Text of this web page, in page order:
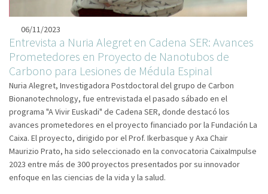
06/11/2023
Entrevista a Nuria Alegret en Cadena SER: Avances
Prometedores en Proyecto de Nanotubos de
Carbono para Lesiones de Médula Espinal
Nuria Alegret, Investigadora Postdoctoral del grupo de Carbon
Bionanotechnology, fue entrevistada el pasado sábado en el
programa "A Vivir Euskadi" de Cadena SER, donde destacó los
avances prometedores en el proyecto financiado por la Fundación La
Caixa. El proyecto, dirigido por el Prof. Ikerbasque y Axa Chair
Maurizio Prato, ha sido seleccionado en la convocatoria CaixaImpulse
2023 entre más de 300 proyectos presentados por su innovador
enfoque en las ciencias de la vida y la salud.